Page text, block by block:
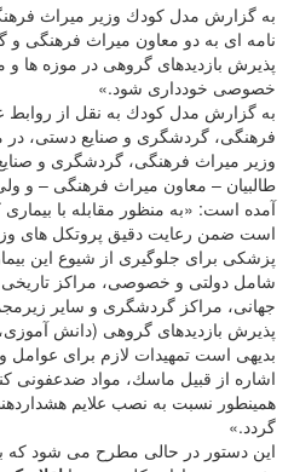
به گزارش مدل كودك وزیر میراث
نامه ای به دو معاون میراث فرهنگی و
پذیرش بازدیدهای گروهی در موزه ها
خصوصی خودداری شود.»
به گزارش مدل كودك به نقل از روابط
فرهنگی، گردشگری و صنایع دستی،
وزیر میراث فرهنگی، گردشگری و
طالبیان – معاون میراث فرهنگی – و
آمده است: «به منظور مقابله با
است ضمن رعایت دقیق پروتكل های
پزشكی برای جلوگیری از شیوع این
شامل دولتی و خصوصی، مراكز تاریخی
جهانی، مراكز گردشگری و سایر
پذیرش بازدیدهای گروهی (دانش
بدیهی است تمهیدات لازم برای عوامل
اشاره از قبیل ماسك، مواد ضدعفونی
همینطور نسبت به نصب علایم
گردد.»
این دستور در حالی مطرح می شود كه